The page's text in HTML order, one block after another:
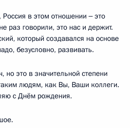
Россия в этом отношении ‒ это
раз говорили, это нас и держит.
который создавался на основе
безусловно, развивать.
но это в значительной степени
людям, как Вы, Ваши коллеги.
с Днём рождения.